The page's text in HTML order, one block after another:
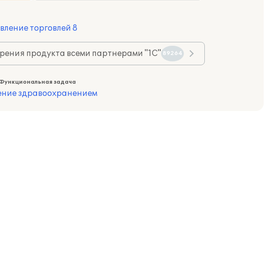
торговлей 8
продукта всеми партнерами "1С" 89264
задача
здравоохранением